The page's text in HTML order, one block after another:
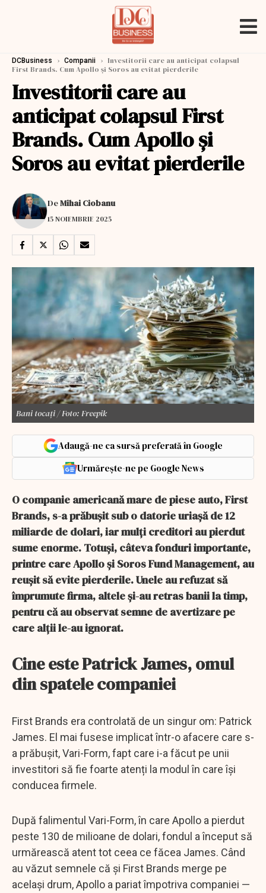
DCBusiness › Companii › Investitorii care au anticipat colapsul
First Brands. Cum Apollo și Soros au evitat pierderile
Investitorii care au
anticipat colapsul First
Brands. Cum Apollo și
Soros au evitat pierderile
DeMihai Ciobanu
15 NOIEMBRIE 2025
Bani tocați / Foto: Freepik
Adaugă-ne ca sursă preferată în Google
Urmărește-ne pe Google News
O companie americană mare de piese auto, First
Brands, s-a prăbușit sub o datorie uriașă de 12
miliarde de dolari, iar mulți creditori au pierdut
sume enorme. Totuși, câteva fonduri importante,
printre care Apollo și Soros Fund Management, au
reușit să evite pierderile. Unele au refuzat să
împrumute firma, altele și-au retras banii la timp,
pentru că au observat semne de avertizare pe
care alții le-au ignorat.
Cine este Patrick James, omul
din spatele companiei
First Brands era controlată de un singur om: Patrick
James. El mai fusese implicat într-o afacere care s-
a prăbușit, Vari-Form, fapt care i-a făcut pe unii
investitori să fie foarte atenți la modul în care își
conducea firmele.
După falimentul Vari-Form, în care Apollo a pierdut
peste 130 de milioane de dolari, fondul a început să
urmărească atent tot ceea ce făcea James. Când
au văzut semnele că și First Brands merge pe
același drum, Apollo a pariat împotriva companiei —